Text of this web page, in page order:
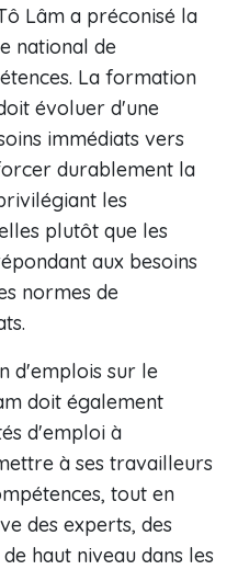
Lâm a préconisé la
national de
La formation
évoluer d'une
immédiats vers
durablement la
les
plutôt que les
aux besoins
normes de
d'emplois sur le
doit également
d'emploi à
à ses travailleurs
tout en
des experts, des
haut niveau dans les